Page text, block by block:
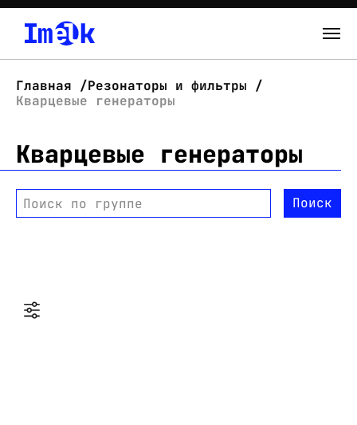
О нас
Новости
Главная
Резонаторы и фильтры
Кварцевые генераторы
Кварцевые генераторы
Поиск по группе Поиск